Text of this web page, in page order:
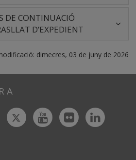
DE CONTINUACIÓ
D’EXPEDIENT
dimecres, 03 de juny de 2026
A
TwitterYoutubeFlickr